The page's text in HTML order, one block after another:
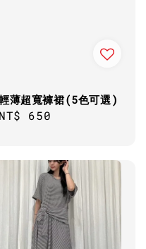
薄超寬褲裙(5色可選)
Regular
NT$ 650